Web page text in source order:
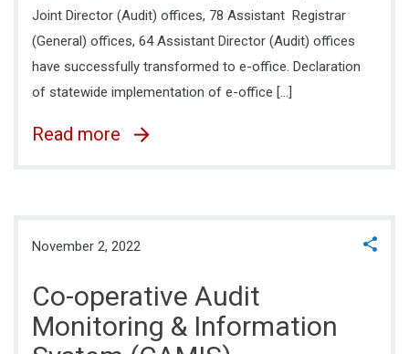
Joint Director (Audit) offices, 78 Assistant Registrar
(General) offices, 64 Assistant Director (Audit) offices
have successfully transformed to e-office. Declaration
of statewide implementation of e-office […]
Read more
November 2, 2022
Co-operative Audit
Monitoring & Information